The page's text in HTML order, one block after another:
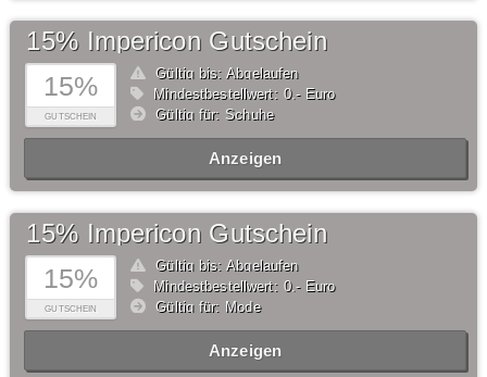
15%
GUTSCHEIN
15% Impericon Gutschein
Gültig bis: Abgelaufen
Mindestbestellwert: 0,- Euro
Gültig für: Schuhe
Anzeigen
15%
GUTSCHEIN
15% Impericon Gutschein
Gültig bis: Abgelaufen
Mindestbestellwert: 0,- Euro
Gültig für: Mode
Anzeigen